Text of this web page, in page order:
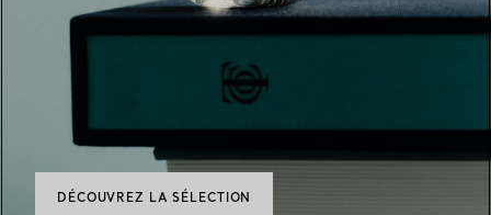
DÉCOUVREZ LA SÉLECTION